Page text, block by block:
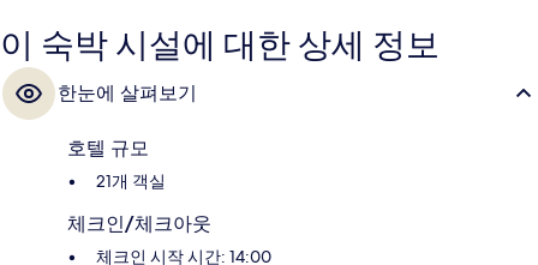
이 숙박 시설에 대한 상세 정보
한눈에 살펴보기
호텔 규모
21개 객실
체크인/체크아웃
체크인 시작 시간: 14:00